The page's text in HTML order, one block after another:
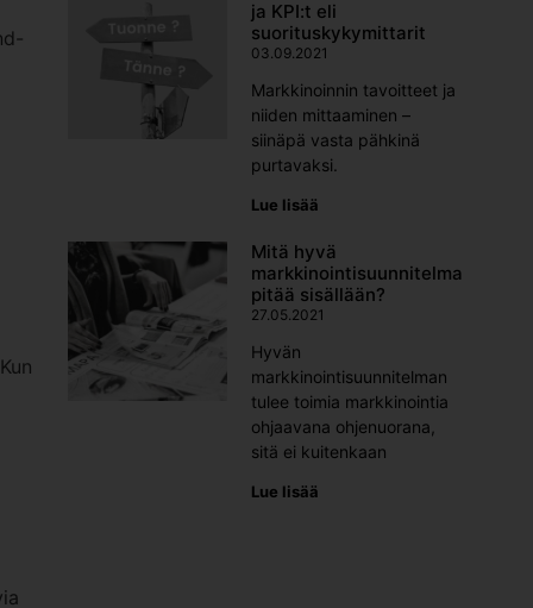
ja KPI:t eli
suorituskykymittarit
03.09.2021
Markkinoinnin tavoitteet ja
niiden mittaaminen –
siinäpä vasta pähkinä
purtavaksi.
Lue lisää
Mitä hyvä
markkinointisuunnitelma
pitää sisällään?
27.05.2021
Hyvän
markkinointisuunnitelman
tulee toimia markkinointia
ohjaavana ohjenuorana,
sitä ei kuitenkaan
Lue lisää